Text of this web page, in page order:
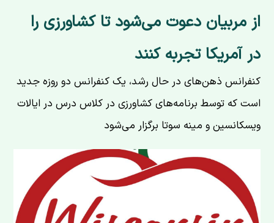
از مربیان دعوت می‌شود تا کشاورزی را
در آمریکا تجربه کنند
کنفرانس ذهن‌های در حال رشد، یک کنفرانس دو روزه جدید
است که توسط برنامه‌های کشاورزی در کلاس درس در ایالات
ویسکانسین و مینه سوتا برگزار می‌شود